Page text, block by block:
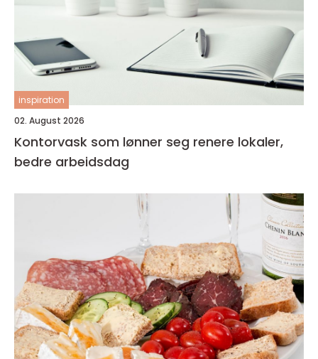
inspiration
02. August 2026
Kontorvask som lønner seg renere lokaler,
bedre arbeidsdag